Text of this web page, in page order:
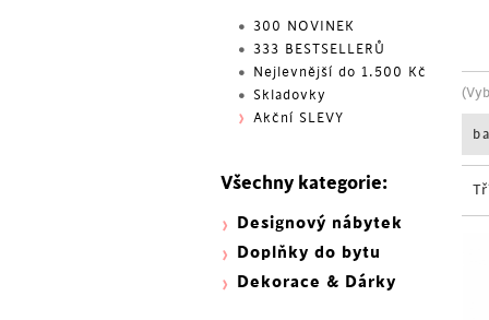
300 NOVINEK
333 BESTSELLERŮ
Nejlevnější do 1.500 Kč
Skladovky
Akční SLEVY
Všechny kategorie:
Designový nábytek
Doplňky do bytu
Dekorace & Dárky